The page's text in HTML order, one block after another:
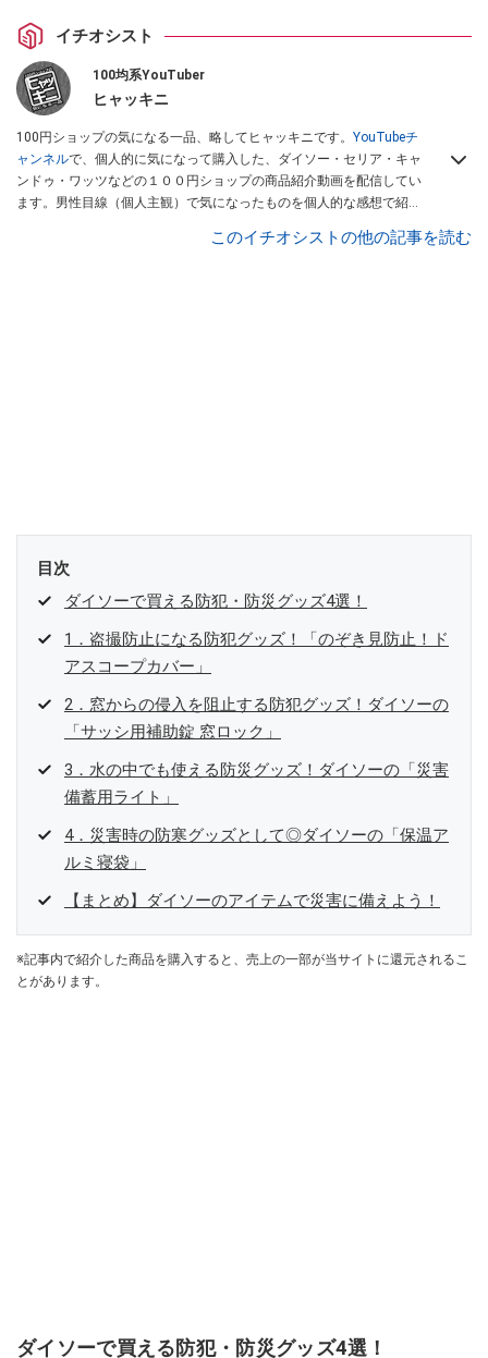
イチオシスト
100均系YouTuber
ヒャッキニ
100円ショップの気になる一品、略してヒャッキニです。 YouTubeチ
ャンネルで、個人的に気になって購入した、ダイソー・セリア・キャ
ンドゥ・ワッツなどの１００円ショップの商品紹介動画を配信してい
ます。男性目線（個人主観）で気になったものを個人的な感想で紹介
このイチオシストの他の記事を読む
目次
ダイソーで買える防犯・防災グッズ4選！
1．盗撮防止になる防犯グッズ！「のぞき見防止！ド
アスコープカバー」
2．窓からの侵入を阻止する防犯グッズ！ダイソーの
「サッシ用補助錠 窓ロック」
3．水の中でも使える防災グッズ！ダイソーの「災害
備蓄用ライト」
4．災害時の防寒グッズとして◎ダイソーの「保温ア
ルミ寝袋」
【まとめ】ダイソーのアイテムで災害に備えよう！
※記事内で紹介した商品を購入すると、売上の一部が当サイトに還元されるこ
とがあります。
ダイソーで買える防犯・防災グッズ4選！